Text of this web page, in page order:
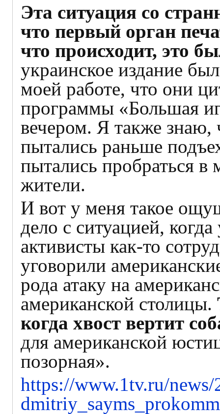
Эта ситуация со
что первый орган
что происходит, это
украинское издание
моей работе, что они
программы «Большая
вечером. Я также знаю,
пытались раньше
пытались пробраться
жители.
И вот у меня такое
дело с ситуацией,
активисты как-то
уговорили
рода атаку на
американской столицы.
когда хвост вертит
для американской
позорная».
https://www.1tv.ru/